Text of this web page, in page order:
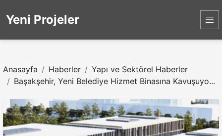
Yeni Projeler
Anasayfa Haberler
Yapı ve Sektörel Haberler
Başakşehir, Yeni Belediye Hizmet Binasına Kavuşuyo...